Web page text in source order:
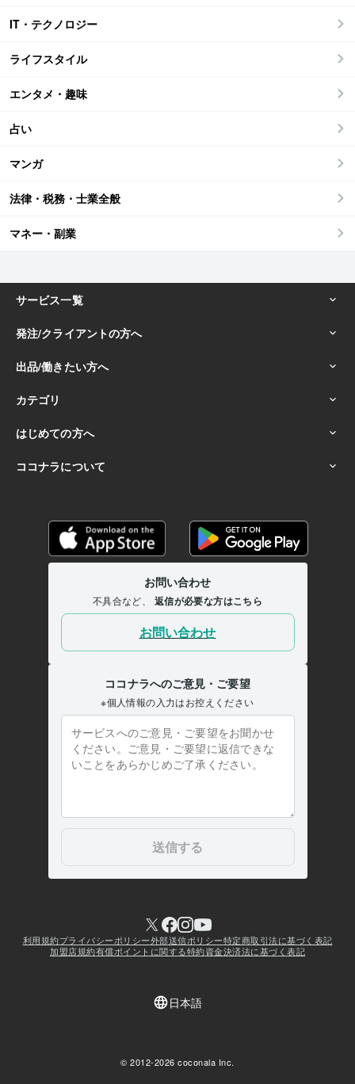
IT・テクノロジー
ライフスタイル
エンタメ・趣味
占い
マンガ
法律・税務・士業全般
マネー・副業